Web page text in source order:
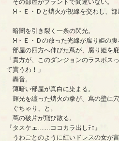
その部屋がプラントで間違いない。
Я・Ｅ・Ｄと燐火が視線を交わし、部
暗闇を引き裂く一条の閃光。
Я・Ｅ・Ｄの放った光線が腐り姫の腹
部屋の四方へ伸びた蔦が、腐り姫を
「貴方が、このダンジョンのラスボ
て貰うわ！」
轟音。
薄暗い部屋が真白に染まる。
輝光を纏った燐火の拳が、蔦の壁に穴
ぐちゃり、と。
蔦の破片が飛び散る。
『タスケェ……ココカラ出しﾃｪ』
うわごとのように紅いドレスの女が言